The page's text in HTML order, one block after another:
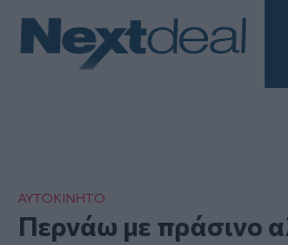
ΑΥΤΟΚΙΝΗΤΟ
Περνάω με πράσινο